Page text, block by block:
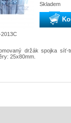
Skladem
2013C
držák spojka síť-
25x80mm.